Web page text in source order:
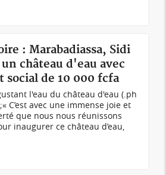
: Marabadiassa, Sidi
château d'eau avec
social de 10 000 fcfa
l'eau du château d'eau (.ph
C’est avec une immense joie et
que nous nous réunissons
inaugurer ce château d’eau,